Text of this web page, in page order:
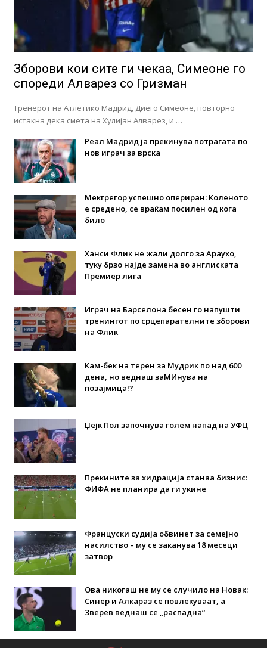
Зборови кои сите ги чекаа, Симеоне го
спореди Алварез со Гризман
Тренерот на Атлетико Мадрид, Диего Симеоне, повторно
истакна дека смета на Хулијан Алварез, и …
Реал Мадрид ја прекинува потрагата по
нов играч за врска
Мекгрегор успешно опериран: Коленото
е средено, се враќам посилен од кога
било
Ханси Флик не жали долго за Араухо,
туку брзо најде замена во англиската
Премиер лига
Играч на Барселона бесен го напушти
тренингот по срцепарателните зборови
на Флик
Кам-бек на терен за Мудрик по над 600
дена, но веднаш заМИнува на
позајмица!?
Џејк Пол започнува голем напад на УФЦ
Прекините за хидрација станаа бизнис:
ФИФА не планира да ги укине
Француски судија обвинет за семејно
насилство – му се заканува 18 месеци
затвор
Ова никогаш не му се случило на Новак:
Синер и Алкараз се повлекуваат, а
Зверев веднаш се „распадна“